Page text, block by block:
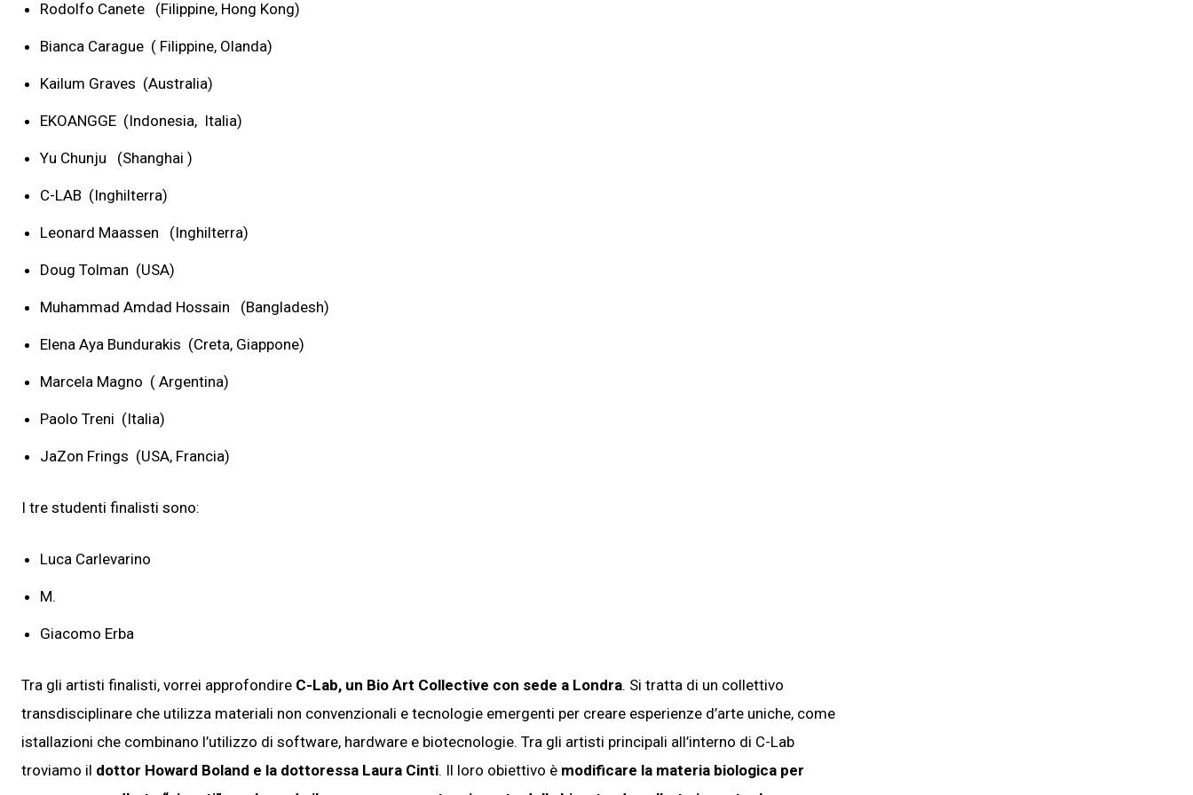
Rodolfo Canete (Filippine, Hong Kong)
Bianca Carague ( Filippine, Olanda)
Kailum Graves (Australia)
EKOANGGE (Indonesia, Italia)
Yu Chunju (Shanghai )
C-LAB (Inghilterra)
Leonard Maassen (Inghilterra)
Doug Tolman (USA)
Muhammad Amdad Hossain (Bangladesh)
Elena Aya Bundurakis (Creta, Giappone)
Marcela Magno ( Argentina)
Paolo Treni (Italia)
JaZon Frings (USA, Francia)
I tre studenti finalisti sono:
Luca Carlevarino
M.
Giacomo Erba
Tra gli artisti finalisti, vorrei approfondire C-Lab, un Bio Art Collective con sede a Londra. Si tratta di un collettivo
transdisciplinare che utilizza materiali non convenzionali e tecnologie emergenti per creare esperienze d’arte uniche, come
istallazioni che combinano l’utilizzo di software, hardware e biotecnologie. Tra gli artisti principali all’interno di C-Lab
troviamo il dottor Howard Boland e la dottoressa Laura Cinti. Il loro obiettivo è modificare la materia biologica per